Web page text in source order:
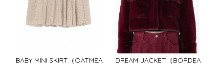
BABY MINI SKIRT（OATMEA
DREAM JACKET（BORDEA